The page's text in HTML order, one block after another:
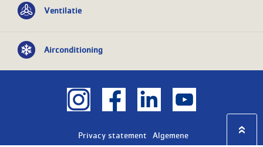
Ventilatie
Airconditioning
Privacy statement Algemene